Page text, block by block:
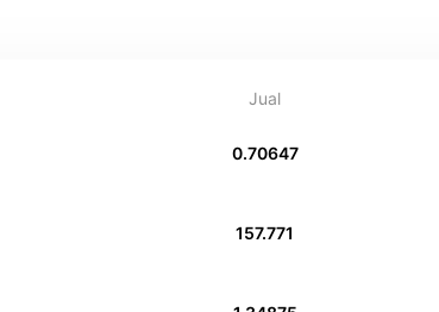
Jual
0.70647
157.771